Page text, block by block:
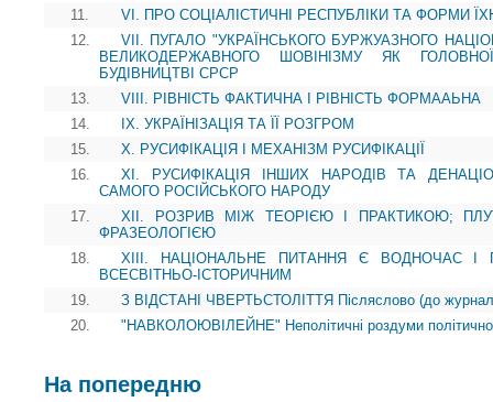
11.
VI. ПРО СОЦІАЛІСТИЧНІ РЕСПУБЛІКИ ТА ФОРМИ
12.
VII. ПУГАЛО "УКРАЇНСЬКОГО БУРЖУАЗНОГО
ВЕЛИКОДЕРЖАВНОГО ШОВІНІЗМУ ЯК
БУДІВНИЦТВІ СРСР
13.
VIII. РІВНІСТЬ ФАКТИЧНА І РІВНІСТЬ ФОРМААЬНА
14.
IX. УКРАЇНІЗАЦІЯ ТА ЇЇ РОЗГРОМ
15.
X. РУСИФІКАЦІЯ І МЕХАНІЗМ РУСИФІКАЦІЇ
16.
XI. РУСИФІКАЦІЯ ІНШИХ НАРОДІВ ТА
САМОГО РОСІЙСЬКОГО НАРОДУ
17.
XII. РОЗРИВ МІЖ ТЕОРІЄЮ І ПРАКТИКОЮ;
ФРАЗЕОЛОГІЄЮ
18.
XIII. НАЦІОНАЛЬНЕ ПИТАННЯ Є ВОДНОЧАС І
ВСЕСВІТНЬО-ІСТОРИЧНИМ
19.
З ВІДСТАНІ ЧВЕРТЬСТОЛІТТЯ Післяслово (до
20.
"НАВКОЛОЮВІЛЕЙНЕ" Неполітичні роздуми
На попередню